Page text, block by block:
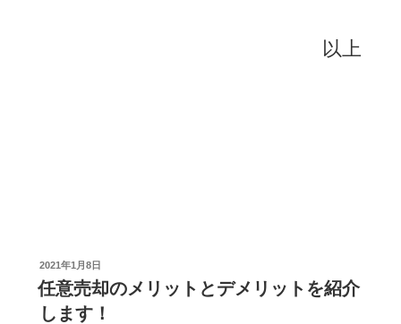
以上
投
稿
日:
2021年1月8日
任意売却のメリットとデメリットを紹介
します！